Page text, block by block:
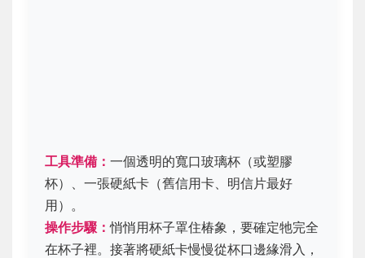
工具準備： 一個透明的寬口玻璃杯（或塑膠
杯）、一張硬紙卡（舊信用卡、明信片最好
用）。
操作步驟：悄悄用杯子罩住椿象，要確定牠完全
在杯子裡。接著將硬紙卡慢慢從杯口邊緣滑入，